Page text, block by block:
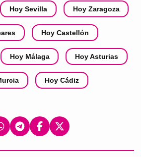
Hoy Sevilla Hoy Zaragoza
Hoy Castellón
Hoy Málaga Hoy Asturias
Hoy Cádiz